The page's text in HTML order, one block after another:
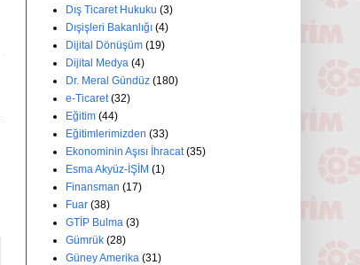
Dış Ticaret Hukuku (3)
Dışişleri Bakanlığı (4)
Dijital Dönüşüm (19)
Dijital Medya (4)
Dr. Meral Gündüz (180)
e-Ticaret (32)
Eğitim (44)
Eğitimlerimizden (33)
Ekonominin Aşısı İhracat (35)
Esma Akyüz-İŞİM (1)
Finansman (17)
Fuar (38)
GTİP Bulma (3)
Gümrük (28)
Güney Amerika (31)